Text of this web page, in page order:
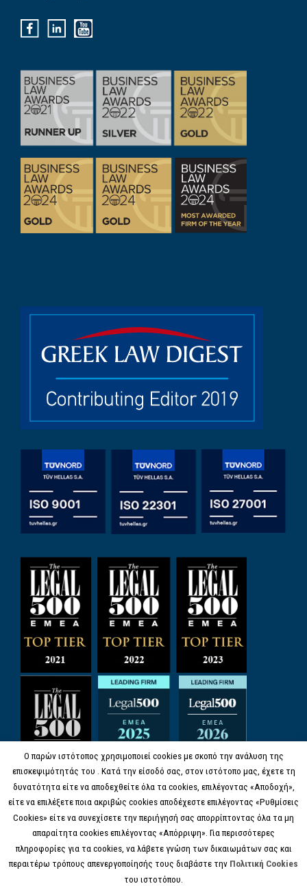
Ο παρών ιστότοπος χρησιμοποιεί cookies με σκοπό την ανάλυση της
επισκεψιμότητάς του . Κατά την είσοδό σας, στον ιστότοπο μας, έχετε τη
δυνατότητα είτε να αποδεχθείτε όλα τα cookies, επιλέγοντας «Αποδοχή»,
είτε να επιλέξετε ποια ακριβώς cookies αποδέχεστε επιλέγοντας «Ρυθμίσεις
Cookies» είτε να συνεχίσετε την περιήγησή σας απορρίπτοντας όλα τα μη
απαραίτητα cookies επιλέγοντας «Απόρριψη». Για περισσότερες
πληροφορίες για τα cookies, να λάβετε γνώση των δικαιωμάτων σας και
περαιτέρω τρόπους απενεργοποίησής τους διαβάστε την Πολιτική Cookies
του ιστοτόπου.